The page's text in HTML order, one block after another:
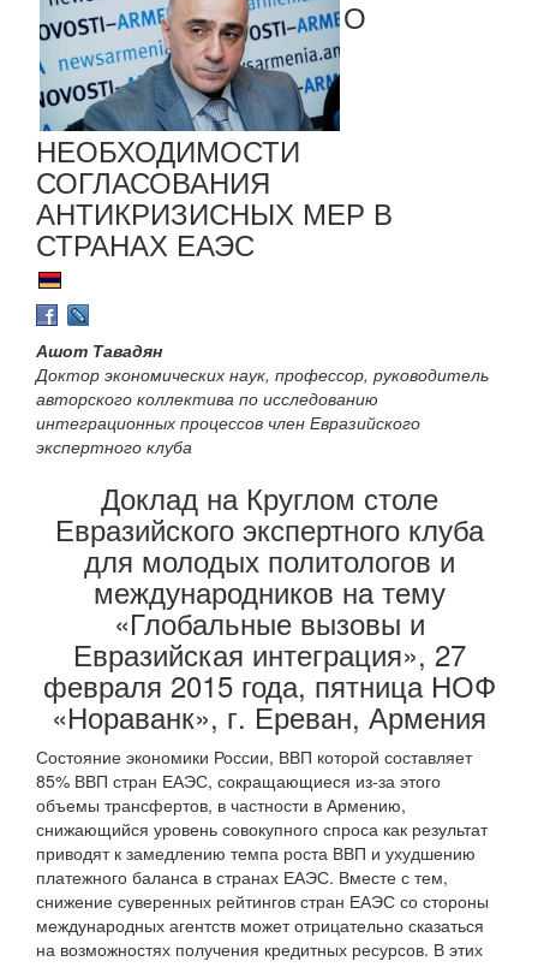
О
НЕОБХОДИМОСТИ
СОГЛАСОВАНИЯ
АНТИКРИЗИСНЫХ МЕР В
СТРАНАХ ЕАЭС
Ашот Тавадян
Доктор экономических наук, профессор, руководитель
авторского коллектива по исследованию
интеграционных процессов член Евразийского
экспертного клуба
Доклад на Круглом столе
Евразийского экспертного клуба
для молодых политологов и
международников на тему
«Глобальные вызовы и
Евразийская интеграция», 27
февраля 2015 года, пятница НОФ
«Нораванк», г. Ереван, Армения
Состояние экономики России, ВВП которой составляет
85% ВВП стран ЕАЭС, сокращающиеся из-за этого
объемы трансфертов, в частности в Армению,
снижающийся уровень совокупного спроса как результат
приводят к замедлению темпа роста ВВП и ухудшению
платежного баланса в странах ЕАЭС. Вместе с тем,
снижение суверенных рейтингов стран ЕАЭС со стороны
международных агентств может отрицательно сказаться
на возможностях получения кредитных ресурсов. В этих